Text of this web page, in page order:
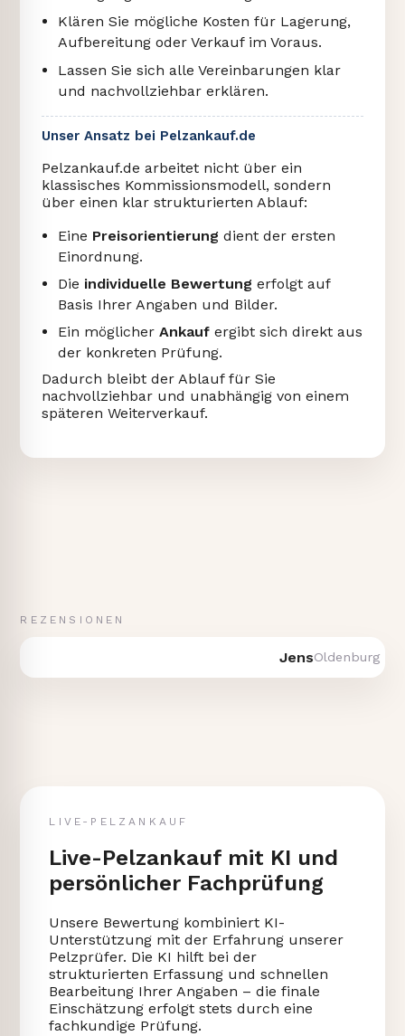
Klären Sie mögliche Kosten für Lagerung,
Aufbereitung oder Verkauf im Voraus.
Lassen Sie sich alle Vereinbarungen klar
und nachvollziehbar erklären.
Unser Ansatz bei Pelzankauf.de
Pelzankauf.de arbeitet nicht über ein
klassisches Kommissionsmodell, sondern
über einen klar strukturierten Ablauf:
Eine Preisorientierung dient der ersten
Einordnung.
Die individuelle Bewertung erfolgt auf
Basis Ihrer Angaben und Bilder.
Ein möglicher Ankauf ergibt sich direkt aus
der konkreten Prüfung.
Dadurch bleibt der Ablauf für Sie
nachvollziehbar und unabhängig von einem
späteren Weiterverkauf.
REZENSIONEN
JensOldenburg ·
LIVE-PELZANKAUF
Live-Pelzankauf mit KI und
persönlicher Fachprüfung
Unsere Bewertung kombiniert KI-
Unterstützung mit der Erfahrung unserer
Pelzprüfer. Die KI hilft bei der
strukturierten Erfassung und schnellen
Bearbeitung Ihrer Angaben – die finale
Einschätzung erfolgt stets durch eine
fachkundige Prüfung.